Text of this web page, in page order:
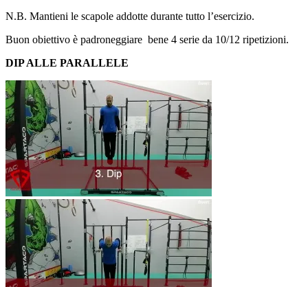
N.B. Mantieni le scapole addotte durante tutto l’esercizio.
Buon obiettivo è padroneggiare bene 4 serie da 10/12 ripetizioni.
DIP ALLE PARALLELE